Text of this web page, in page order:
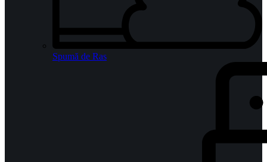
Spumă de Ras